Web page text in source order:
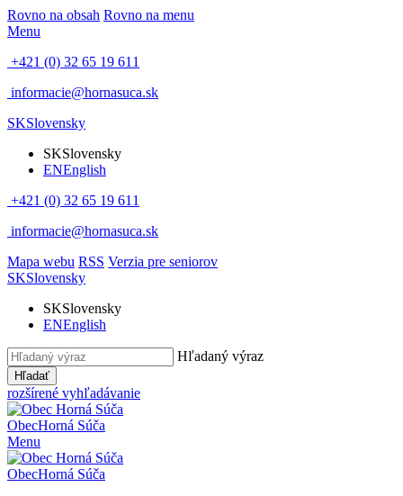
Rovno na obsah Rovno na menu
Menu
+421 (0) 32 65 19 611
informacie@hornasuca.sk
SKSlovensky
SKSlovensky
ENEnglish
+421 (0) 32 65 19 611
informacie@hornasuca.sk
Mapa webu RSS Verzia pre seniorov
SKSlovensky
SKSlovensky
ENEnglish
Hľadaný výraz
Hľadať
rozšírené vyhľadávanie
ObecHorná Súča
Menu
ObecHorná Súča